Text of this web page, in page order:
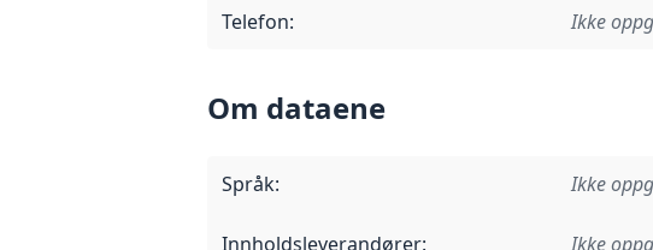
Telefon: Ikke
Om dataene
Språk: Ikke
Innholdsleverandører: Ikke